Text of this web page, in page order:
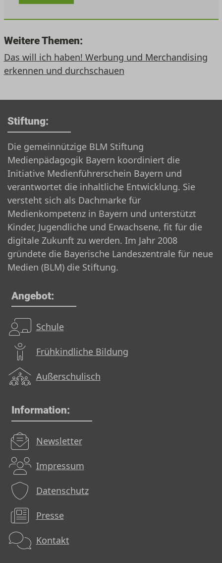
Weitere Themen:
Das will ich haben! Werbung und Merchandising
erkennen und durchschauen
Stiftung:
Die gemeinnützige BLM Stiftung
Medienpädagogik Bayern koordiniert die
Initiative Medienführerschein Bayern und
verantwortet die inhaltliche Entwicklung. Sie
versteht sich als Dachmarke für
Medienkompetenz in Bayern und unterstützt
Kinder, Jugendliche und Erwachsene, fit für die
digitale Zukunft zu werden. Im Jahr 2008
gründete die Bayerische Landeszentrale für neue
Medien (BLM) die Stiftung.
Angebot:
Schule
Frühkindliche Bildung
Außerschulisch
Information:
Newsletter
Impressum
Datenschutz
Presse
Kontakt